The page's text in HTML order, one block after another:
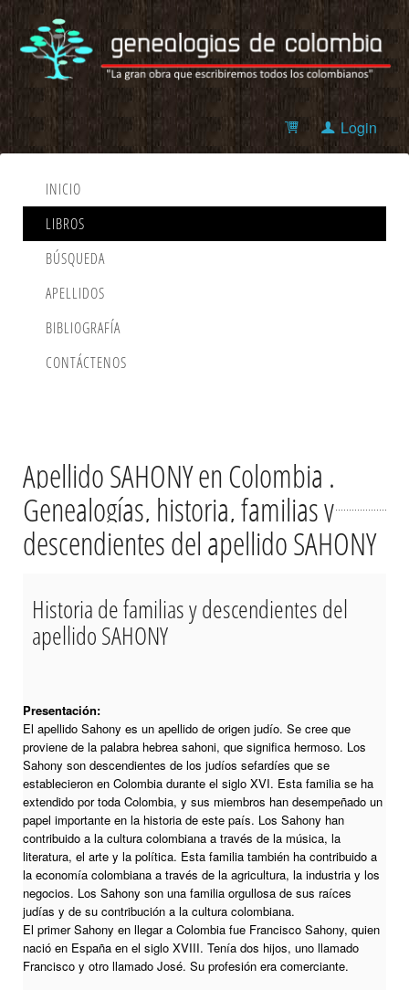
Login
INICIO
LIBROS
BÚSQUEDA
APELLIDOS
BIBLIOGRAFÍA
CONTÁCTENOS
Apellido SAHONY en Colombia .
Genealogías, historia, familias y
descendientes del apellido SAHONY
Historia de familias y descendientes del
apellido SAHONY
Presentación:
El apellido Sahony es un apellido de origen judío. Se cree que
proviene de la palabra hebrea sahoni, que significa hermoso. Los
Sahony son descendientes de los judíos sefardíes que se
establecieron en Colombia durante el siglo XVI. Esta familia se ha
extendido por toda Colombia, y sus miembros han desempeñado un
papel importante en la historia de este país. Los Sahony han
contribuido a la cultura colombiana a través de la música, la
literatura, el arte y la política. Esta familia también ha contribuido a
la economía colombiana a través de la agricultura, la industria y los
negocios. Los Sahony son una familia orgullosa de sus raíces
judías y de su contribución a la cultura colombiana.
El primer Sahony en llegar a Colombia fue Francisco Sahony, quien
nació en España en el siglo XVIII. Tenía dos hijos, uno llamado
Francisco y otro llamado José. Su profesión era comerciante.